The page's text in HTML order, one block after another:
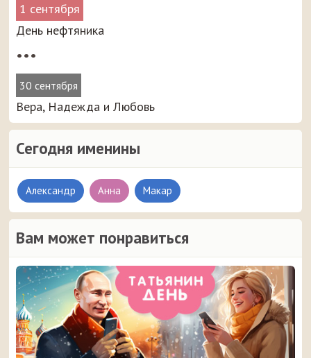
1 сентября
День нефтяника
•••
30 сентября
Вера, Надежда и Любовь
Сегодня именины
Александр Анна Макар
Вам может понравиться